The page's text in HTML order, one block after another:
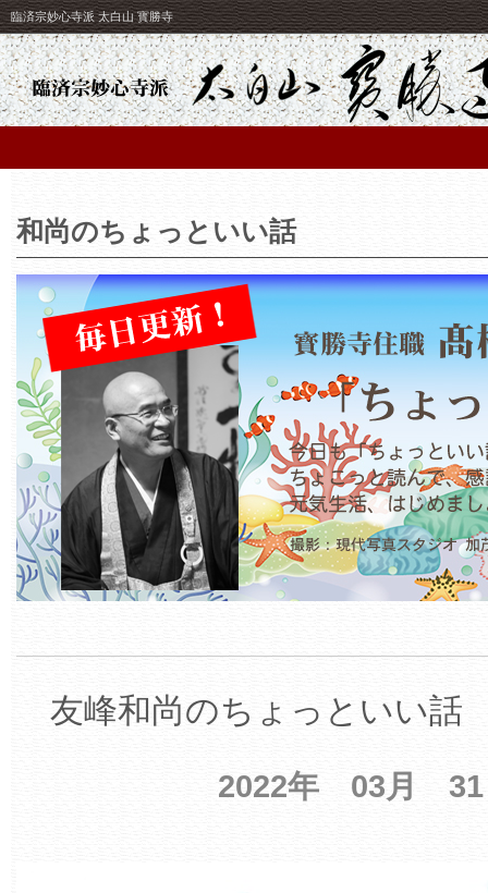
臨済宗妙心寺派 太白山 寳勝寺
和尚のちょっといい話
友峰和尚のちょっといい話
2022年 03月